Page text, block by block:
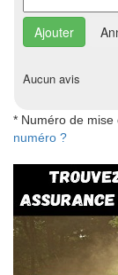
Aucun avis
* Numéro de
numéro ?